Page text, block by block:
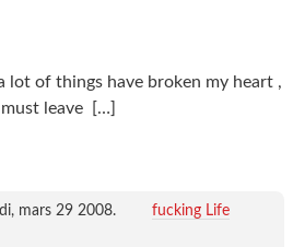
lot of things have broken my heart ,
leave
[…]
mars 29 2008.
fucking Life